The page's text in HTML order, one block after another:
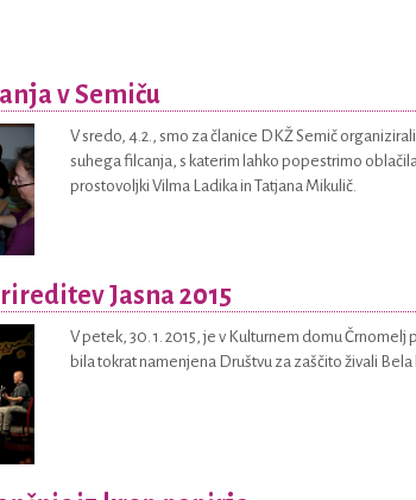
v Semiču
V sredo, 4.2., smo za članice DKŽ Semič
suhega filcanja, s katerim lahko popestrimo
prostovoljki Vilma Ladika in Tatjana Mikulič.
Jasna 2015
V petek, 30. 1. 2015, je v Kulturnem domu
bila tokrat namenjena Društvu za zaščito živali Bela